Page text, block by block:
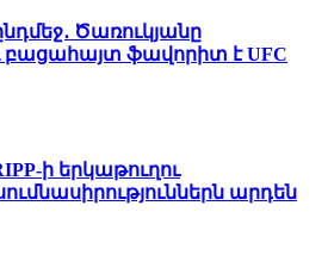
Ծառուկյանը
բացահայտ ֆավորիտ է UFC
ի երկաթուղու
արդեն